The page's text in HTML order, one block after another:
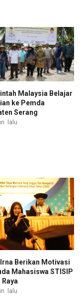
Malaysia Belajar
ke Pemda
Serang
lalu
Irna Berikan Motivasi
Mahasiswa STISIP
Raya
lalu